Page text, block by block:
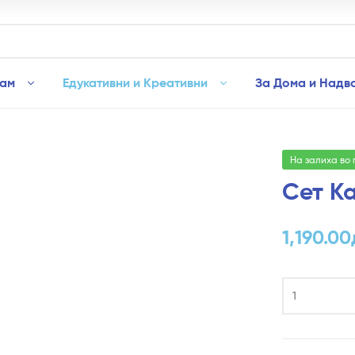
Едукативни и Креативни За Дома и
На залиха во
Сет
1,190.00